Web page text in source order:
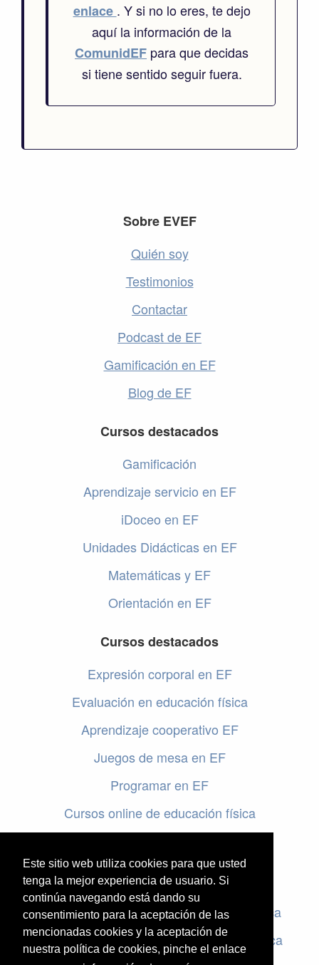
Este sitio web utiliza cookies para que usted
tenga la mejor experiencia de usuario. Si
continúa navegando está dando su
consentimiento para la aceptación de las
mencionadas cookies y la aceptación de
nuestra política de cookies, pinche el enlace
enlace . Y si no lo eres, te dejo
aquí la información de la
ComunidEF para que decidas
si tiene sentido seguir fuera.
Sobre EVEF
Quién soy
Testimonios
Contactar
Podcast de EF
Gamificación en EF
Blog de EF
Cursos destacados
Gamificación
Aprendizaje servicio en EF
iDoceo en EF
Unidades Didácticas en EF
Matemáticas y EF
Orientación en EF
Cursos destacados
Expresión corporal en EF
Evaluación en educación física
Aprendizaje cooperativo EF
Juegos de mesa en EF
Programar en EF
Cursos online de educación física
Evaluación en educación física
Criterios de evaluación en educación física
Rúbricas de evaluación en educación física